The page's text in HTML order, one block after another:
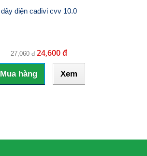
dây điện cadivi cvv 10.0
27,060 đ 24,600 đ
Mua hàng Xem